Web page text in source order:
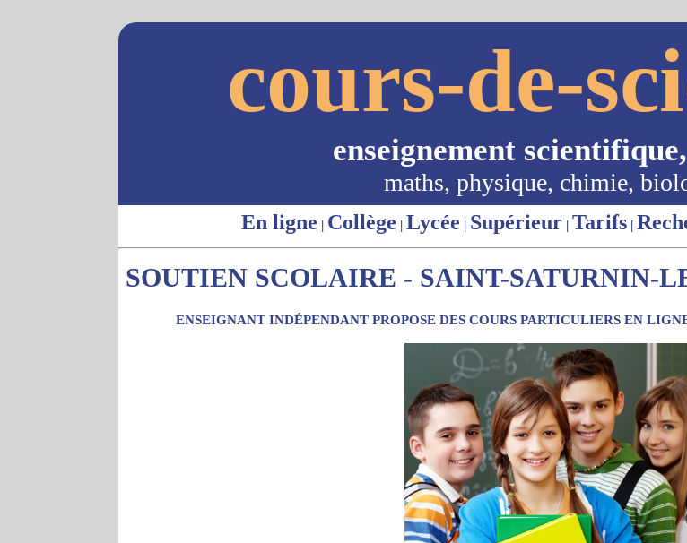
cours-de-
enseignement
maths, physique, chimie,
En ligne | Collège | Lycée | Supérieur | Tarifs |
SOUTIEN SCOLAIRE - SAINT-SATURNIN-
ENSEIGNANT INDÉPENDANT PROPOSE DES COURS PARTICULIERS EN